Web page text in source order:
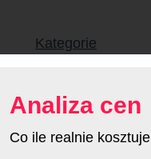
content
Kategorie
Analiza cen
Co ile realnie kosztuje